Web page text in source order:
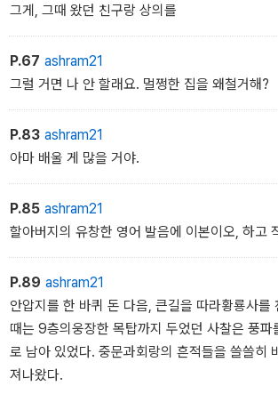
그게, 그때 왔던 친구랑 상의를
P.67 ashram21
그럴 거면 나 안 할래요. 멀쩡한 집을 왜철거해?
P.83 ashram21
아마 배울 게 많을 거야.
P.85 ashram21
할아버지의 유창한 영어 발음에 이본이오, 하고
P.89 ashram21
안압지를 한 바퀴 돈 다음, 큰길을 따라황룡사를
때는 9층의웅장한 목탑까지 두었던 사찰은 풍파
로 남아 있었다. 중문과회랑의 흔적들을 쓸쓸히
져나왔다.